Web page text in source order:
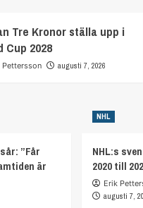
Tre Kronor ställa upp i
Cup 2028
Pettersson augusti 7, 2026
”Får
är
NHL
NHL:s
2020 till
Erik
augusti 7,